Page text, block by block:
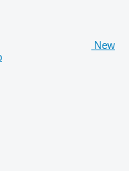
New